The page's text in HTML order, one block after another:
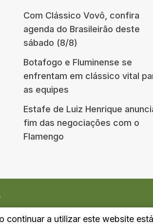
Com Clássico Vovô, confira
agenda do Brasileirão deste
sábado (8/8)
Botafogo e Fluminense se
enfrentam em clássico vital
as equipes
Estafe de Luiz Henrique
fim das negociações com o
Flamengo
continuar a utilizar este website